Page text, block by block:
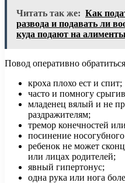
Читать так же: Как
развода и подавать ли
куда подают на
Повод оперативно
кроха плохо ест и спит;
часто и помногу
младенец вялый и не
раздражителям;
тремор конечностей
посинение
ребенок не может
или лицах родителей;
явный гипертонус;
одна рука или нога